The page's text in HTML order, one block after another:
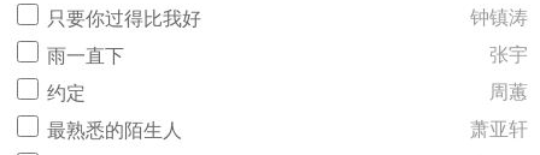
只要你过得比我好
钟镇涛
雨一直下
张宇
约定
周蕙
最熟悉的陌生人
萧亚轩